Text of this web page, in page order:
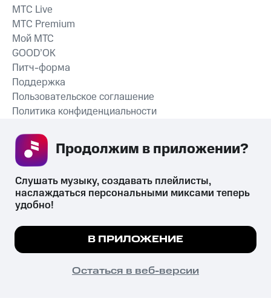
СКАЧАТЬ ПРИЛОЖЕНИЕ
MTС Live
MTС Premium
Мой МТС
GOOD’OK
Питч-форма
Поддержка
Пользовательское соглашение
Политика конфиденциальности
психотропных веществ, их аналогов причиняет вред здоровью,
их незаконный оборот запрещён и влечёт установленную
законодательством ответственность.
© 2026 ООО «КИОН».
Все права защищены
Мы используем куки, чтобы на сайте все
Подробнее
ПОНЯТНО
Слушать музыку, создавать плейлисты,
наслаждаться персональными миксами теперь
удобно!
В ПРИЛОЖЕНИЕ
Остаться в веб-версии